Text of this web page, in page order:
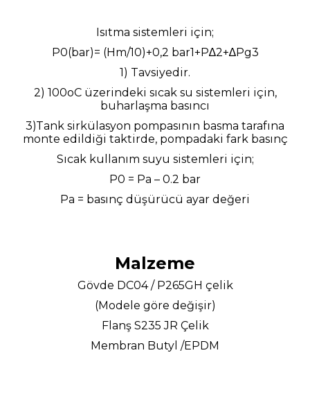
Isıtma sistemleri için;
P0(bar)= (Hm/10)+0,2 bar1+P∆2+∆Pg3
1) Tavsiyedir.
2) 100oC üzerindeki sıcak su sistemleri için,
buharlaşma basıncı
3)Tank sirkülasyon pompasının basma tarafına
monte edildiği taktirde, pompadaki fark basınç
Sıcak kullanım suyu sistemleri için;
P0 = Pa – 0.2 bar
Pa = basınç düşürücü ayar değeri
Malzeme
Gövde DC04 / P265GH çelik
(Modele göre değişir)
Flanş S235 JR Çelik
Membran Butyl /EPDM